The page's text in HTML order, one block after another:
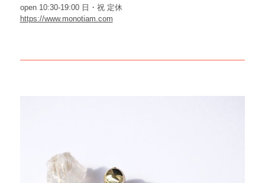
open 10:30-19:00 日・祝 定休
https://www.monotiam.com